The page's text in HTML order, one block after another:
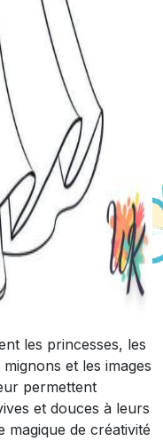
les princesses, les
et les images
permettent
et douces à leurs
magique de créativité